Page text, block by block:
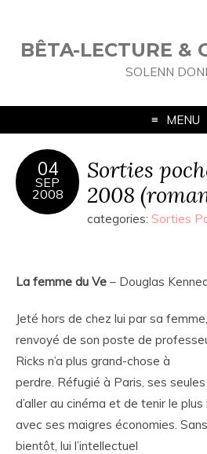
BÊTA-LECTURE &
SOLENN
MENU
04
SEP
2008
Sorties
2008
categories: Sorties
La femme du Ve – Douglas
Jeté hors de chez lui par sa
renvoyé de son poste de
Ricks n’a plus grand-chose à
perdre. Réfugié à Paris, ses
d’aller au cinéma et de tenir le
avec ses maigres économies.
bientôt, lui l’intellectuel